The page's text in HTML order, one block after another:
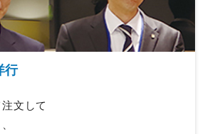
行
文して